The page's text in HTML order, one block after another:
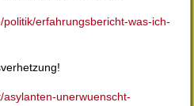
erfahrungsbericht-was-ich-
unerwuenscht-